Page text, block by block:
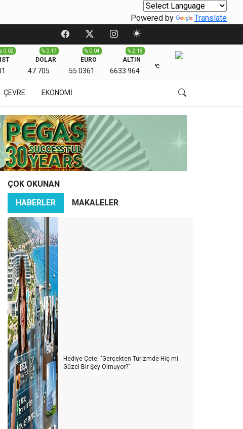
Powered by Translate
0.02
DOLAR
47.705
% 0.17
EURO
55.0361
% 0.04
ALTIN
6633.964
% 2.18
℃
ÇEVRE EKONOMİ
ÇOK OKUNAN
HABERLER
MAKALELER
Hediye Çete: "Gerçekten Turizmde Hiç mi
Güzel Bir Şey Olmuyor?"